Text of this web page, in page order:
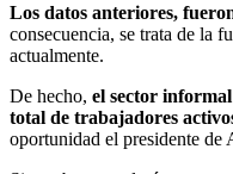
Los datos anteriores,
consecuencia, se trata de la
actualmente.
De hecho, el sector
total de trabajadores
oportunidad el presidente de